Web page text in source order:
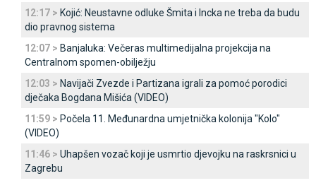
12:17 > Kojić: Neustavne odluke Šmita i Incka ne treba da budu
dio pravnog sistema
12:07 > Banjaluka: Večeras multimedijalna projekcija na
Centralnom spomen-obilježju
12:03 > Navijači Zvezde i Partizana igrali za pomoć porodici
dječaka Bogdana Mišića (VIDEO)
11:59 > Počela 11. Međunardna umjetnička kolonija "Kolo"
(VIDEO)
11:46 > Uhapšen vozač koji je usmrtio djevojku na raskrsnici u
Zagrebu